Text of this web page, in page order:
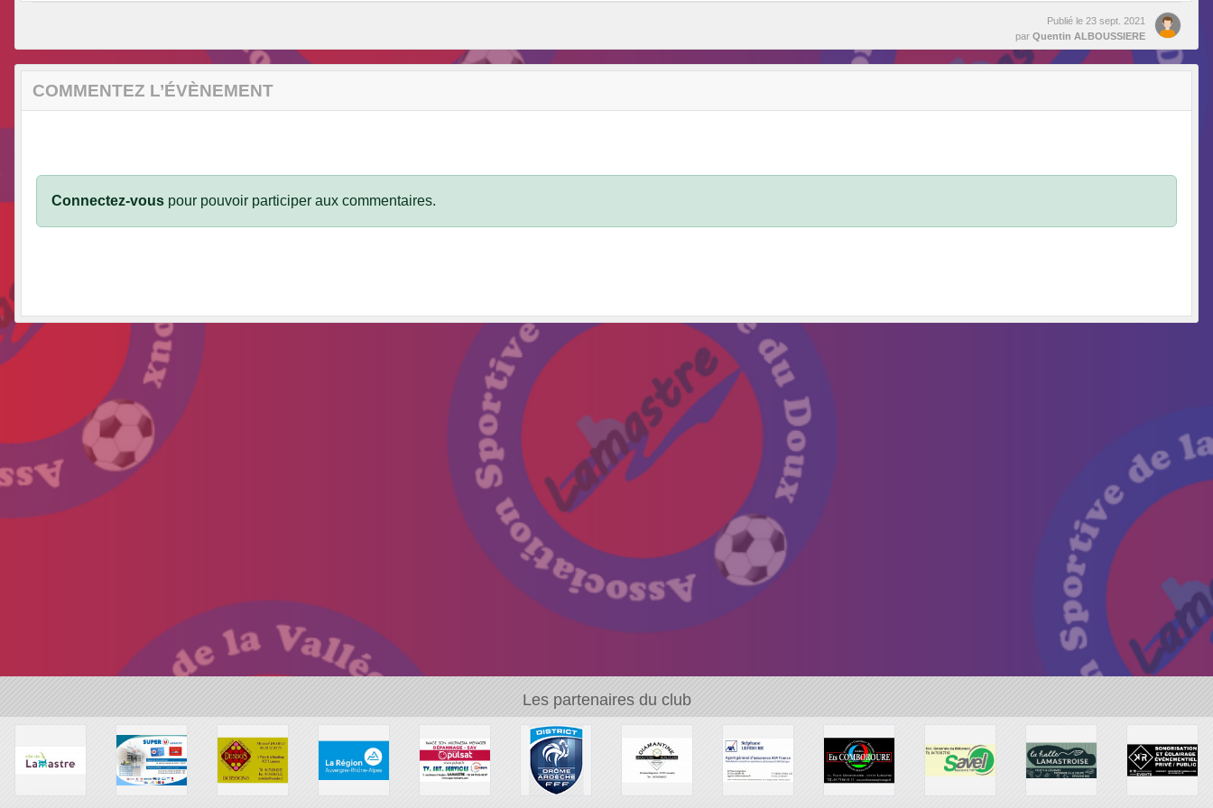
Publié le 23 sept. 2021
par Quentin ALBOUSSIERE
COMMENTEZ L’ÉVÈNEMENT
Connectez-vous pour pouvoir participer aux commentaires.
Les partenaires du club